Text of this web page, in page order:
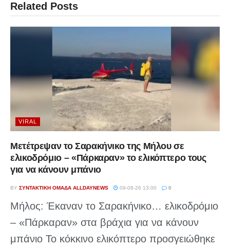
Related Posts
VIRAL
Μετέτρεψαν το Σαρακήνικο της Μήλου σε
ελικοδρόμιο – «Πάρκαραν» το ελικόπτερο τους
για να κάνουν μπάνιο
BY ΣΥΝΤΑΚΤΙΚΉ ΟΜΆΔΑ ALLDAYNEWS 09-08-26 13:00 0
Μήλος: Έκαναν το Σαρακήνικο… ελικοδρόμιο
– «Πάρκαραν» στα βράχια για να κάνουν
μπάνιο Το κόκκινο ελικόπτερο προσγειώθηκε